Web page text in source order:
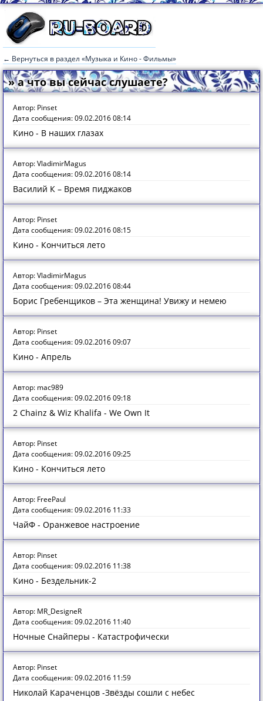
← Вернуться в раздел «Музыка и Кино - Фильмы»
» а что вы сейчас слушаете?
Автор: Pinset
Дата сообщения: 09.02.2016 08:14
Кино - В наших глазах
Автор: VladimirMagus
Дата сообщения: 09.02.2016 08:14
Василий К – Время пиджаков
Автор: Pinset
Дата сообщения: 09.02.2016 08:15
Кино - Кончиться лето
Автор: VladimirMagus
Дата сообщения: 09.02.2016 08:44
Борис Гребенщиков – Эта женщина! Увижу и немею
Автор: Pinset
Дата сообщения: 09.02.2016 09:07
Кино - Апрель
Автор: mac989
Дата сообщения: 09.02.2016 09:18
2 Chainz & Wiz Khalifa - We Own It
Автор: Pinset
Дата сообщения: 09.02.2016 09:25
Кино - Кончиться лето
Автор: FreePaul
Дата сообщения: 09.02.2016 11:33
ЧайФ - Оранжевое настроение
Автор: Pinset
Дата сообщения: 09.02.2016 11:38
Кино - Бездельник-2
Автор: MR_DesigneR
Дата сообщения: 09.02.2016 11:40
Ночные Снайперы - Катастрофически
Автор: Pinset
Дата сообщения: 09.02.2016 11:59
Николай Караченцов -Звёзды сошли с небес